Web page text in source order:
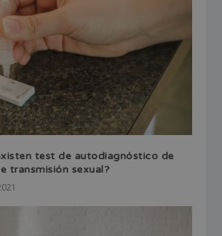
test de autodiagnóstico de
transmisión sexual?